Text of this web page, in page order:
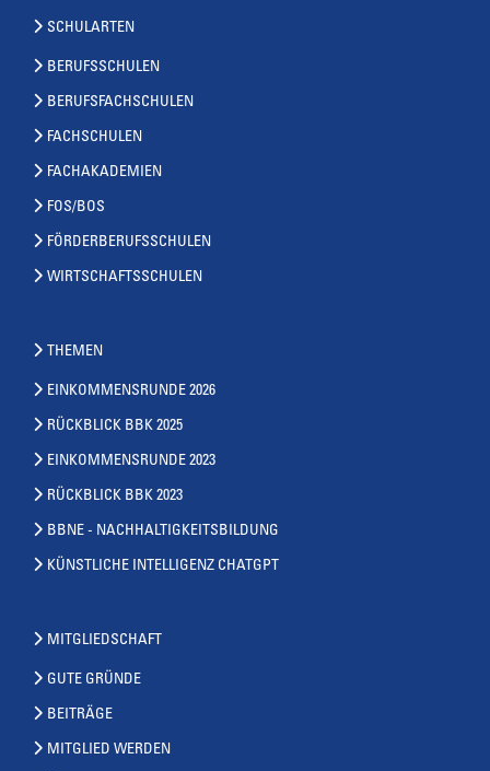
SCHULARTEN
BERUFSSCHULEN
BERUFSFACHSCHULEN
FACHSCHULEN
FACHAKADEMIEN
FOS/BOS
FÖRDERBERUFSSCHULEN
WIRTSCHAFTSSCHULEN
THEMEN
EINKOMMENSRUNDE 2026
RÜCKBLICK BBK 2025
EINKOMMENSRUNDE 2023
RÜCKBLICK BBK 2023
BBNE - NACHHALTIGKEITSBILDUNG
KÜNSTLICHE INTELLIGENZ CHATGPT
MITGLIEDSCHAFT
GUTE GRÜNDE
BEITRÄGE
MITGLIED WERDEN